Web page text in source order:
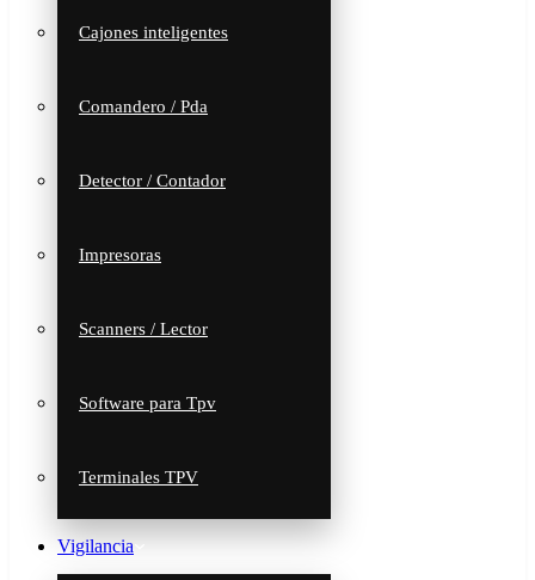
Cajones inteligentes
Comandero / Pda
Detector / Contador
Impresoras
Scanners / Lector
Software para Tpv
Terminales TPV
Vigilancia